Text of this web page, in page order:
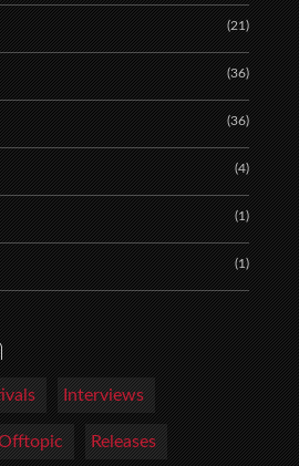
(21)
(36)
(36)
(4)
(1)
(1)
Interviews
Releases